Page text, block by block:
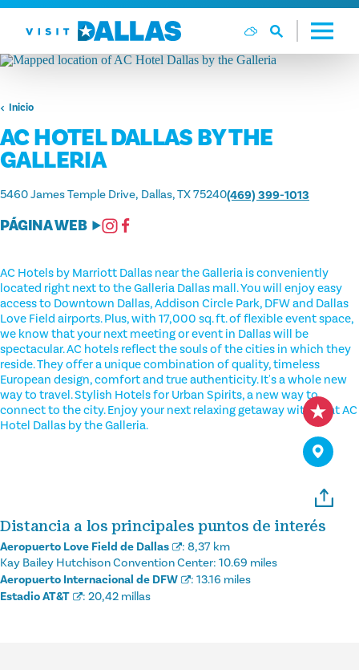
Ir al contenido
Inicio
AC HOTEL DALLAS BY THE
GALLERIA
5460 James Temple Drive Dallas, TX 75240(469) 399-1013
PÁGINA WEB
AC Hotels by Marriott Dallas near the Galleria is conveniently
located right next to the Galleria Dallas mall. You will enjoy easy
access to Downtown Dallas, Addison Circle Park, DFW and Dallas
Love Field airports. Plus, with 17,000 sq. ft. of flexible event space,
we know that your next meeting or event in Dallas will be
spectacular. AC hotels reflect the souls of the cities in which they
reside. They offer a unique combination of quality, timeless
European design, comfort and true authenticity. It's a whole new
way to travel. Stylish Hotels for Urban Spirits, a new way to
connect to the city. Enjoy your next relaxing getaway with us at AC
Hotel Dallas by the Galleria.
Distancia a los principales puntos de interés
Aeropuerto Love Field de Dallas : 8,37 km
Kay Bailey Hutchison Convention Center: 10.69 miles
Aeropuerto Internacional de DFW : 13.16 miles
Estadio AT&T : 20,42 millas